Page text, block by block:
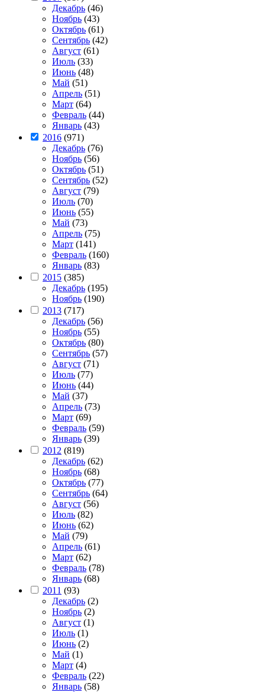
Декабрь (46)
Ноябрь (43)
Октябрь (61)
Сентябрь (42)
Август (61)
Июль (33)
Июнь (48)
Май (51)
Апрель (51)
Март (64)
Февраль (44)
Январь (43)
2016 (971)
Декабрь (76)
Ноябрь (56)
Октябрь (51)
Сентябрь (52)
Август (79)
Июль (70)
Июнь (55)
Май (73)
Апрель (75)
Март (141)
Февраль (160)
Январь (83)
2015 (385)
Декабрь (195)
Ноябрь (190)
2013 (717)
Декабрь (56)
Ноябрь (55)
Октябрь (80)
Сентябрь (57)
Август (71)
Июль (77)
Июнь (44)
Май (37)
Апрель (73)
Март (69)
Февраль (59)
Январь (39)
2012 (819)
Декабрь (62)
Ноябрь (68)
Октябрь (77)
Сентябрь (64)
Август (56)
Июль (82)
Июнь (62)
Май (79)
Апрель (61)
Март (62)
Февраль (78)
Январь (68)
2011 (93)
Декабрь (2)
Ноябрь (2)
Август (1)
Июль (1)
Июнь (2)
Май (1)
Март (4)
Февраль (22)
Январь (58)